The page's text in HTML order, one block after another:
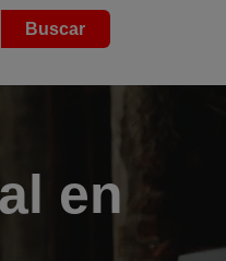
Buscar
en